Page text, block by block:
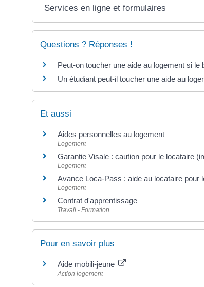
Services en ligne et formulaires
Questions ? Réponses !
Peut-on toucher une aide au logement si le
Un étudiant peut-il toucher une aide au
Et aussi
Aides personnelles au logement
Logement
Garantie Visale : caution pour le locataire
Logement
Avance Loca-Pass : aide au locataire pour
Logement
Contrat d'apprentissage
Travail - Formation
Pour en savoir plus
Aide mobili-jeune
Action logement